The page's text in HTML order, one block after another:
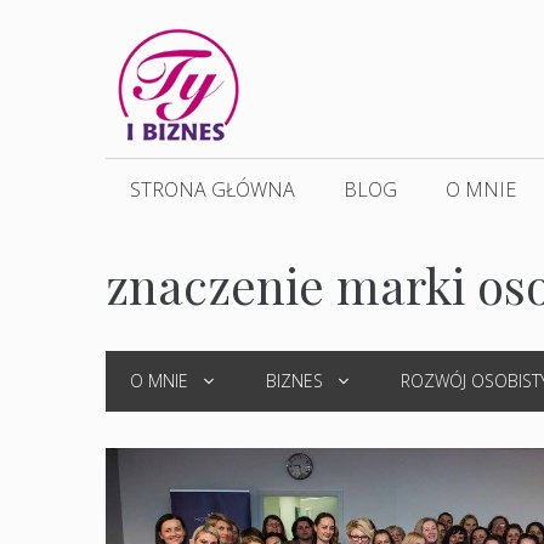
STRONA GŁÓWNA BLOG O MNIE
znaczenie marki
O MNIE BIZNES ROZWÓJ